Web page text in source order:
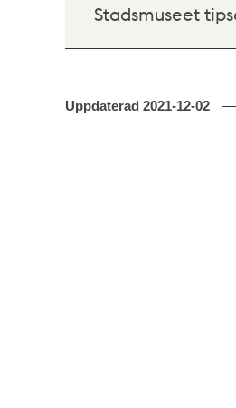
Stadsmuseet
Uppdaterad 2021-12-02